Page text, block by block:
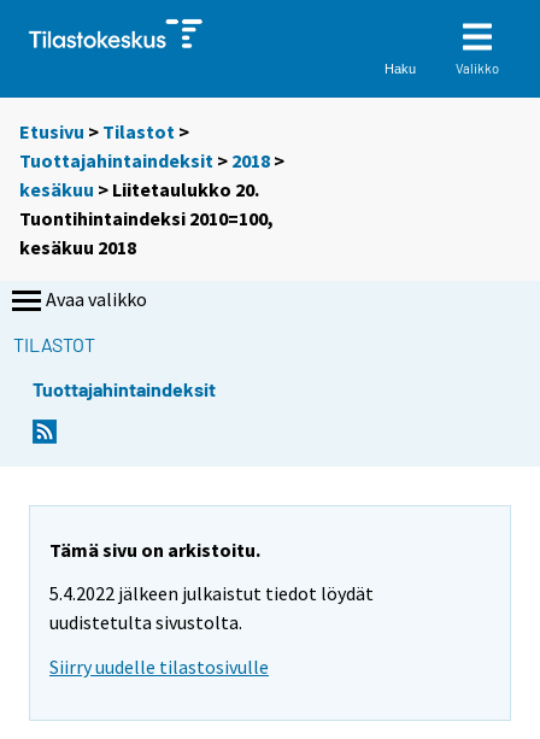
Haku Valikko
Etusivu > Tilastot >
Tuottajahintaindeksit > 2018 >
kesäkuu > Liitetaulukko 20.
Tuontihintaindeksi 2010=100,
kesäkuu 2018
Avaa valikko
TILASTOT
Tuottajahintaindeksit
Tämä sivu on arkistoitu.
5.4.2022 jälkeen julkaistut tiedot löydät
uudistetulta sivustolta.
Siirry uudelle tilastosivulle